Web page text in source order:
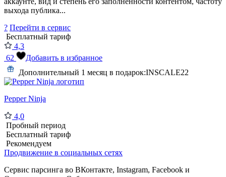
выхода публика...
? Перейти в сервис
Бесплатный тариф
4,3
62
Добавить в избранное
Дополнительный 1 месяц в подарок:INSCALE22
Pepper Ninja
4,0
Пробный период
Бесплатный тариф
Рекомендуем
Продвижение в социальных сетях
Сервис парсинга во ВКонтакте, Instagram, Facebook и